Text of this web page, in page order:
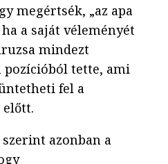
megértsék, „az apa
a saját véleményét
mindezt
tette, ami
fel a
előtt.
azonban a